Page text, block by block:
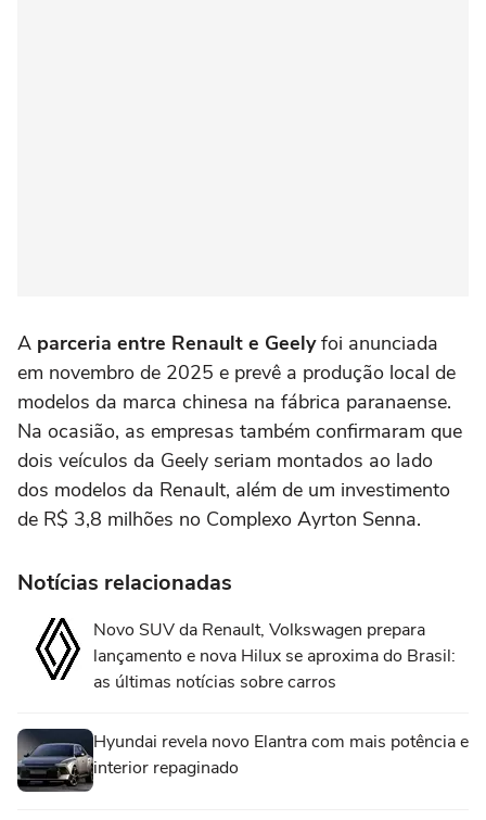
A parceria entre Renault e Geelyfoi anunciada
em novembro de 2025 e prevê a produção local de
modelos da marca chinesa na fábrica paranaense.
Na ocasião, as empresas também confirmaram que
dois veículos da Geely seriam montados ao lado
dos modelos da Renault, além de um investimento
de R$ 3,8 milhões no Complexo Ayrton Senna.
Notícias relacionadas
Novo SUV da Renault, Volkswagen prepara
lançamento e nova Hilux se aproxima do Brasil:
as últimas notícias sobre carros
Hyundai revela novo Elantra com mais potência e
interior repaginado